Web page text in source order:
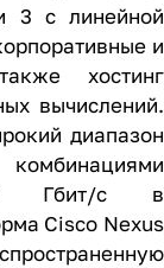
3 с линейной
и
хостинг
вычислений.
диапазон
Гбит/с в
Cisco Nexus